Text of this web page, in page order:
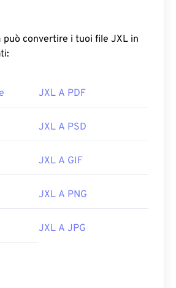
convertire i tuoi file JXL in
JXL A PDF
JXL A PSD
JXL A GIF
JXL A PNG
JXL A JPG